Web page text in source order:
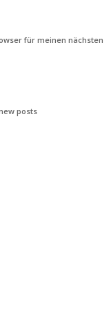
für meinen nächsten
posts